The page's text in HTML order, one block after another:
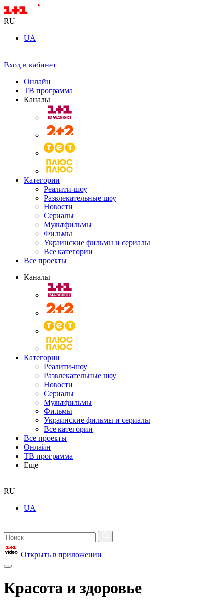
RU
UA
Вход в кабинет
Онлайн
ТВ программа
Каналы
Категории
Реалити-шоу
Развлекательные шоу
Новости
Сериалы
Мультфильмы
Фильмы
Украинские фильмы и сериалы
Все категории
Все проекты
Каналы
Категории
Реалити-шоу
Развлекательные шоу
Новости
Сериалы
Мультфильмы
Фильмы
Украинские фильмы и сериалы
Все категории
Все проекты
Онлайн
ТВ программа
Еще
RU
UA
Открыть в приложении
Красота и здоровье